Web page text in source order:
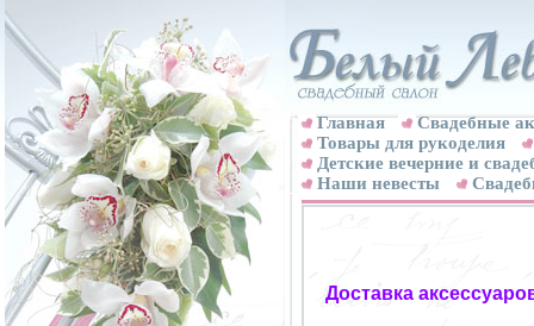
Главная
Свадебные
Товары для рукоделия
Детские вечерние и
Наши невесты
Доставка